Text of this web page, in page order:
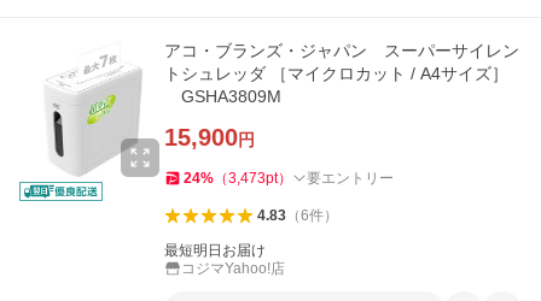
アコ・ブランズ・ジャパン スーパーサイレン
トシュレッダ ［マイクロカット / A4サイズ］
GSHA3809M
15,900円
24% （3,473pt） 要エントリー
4.83（6件）
最短明日お届け
コジマYahoo!店